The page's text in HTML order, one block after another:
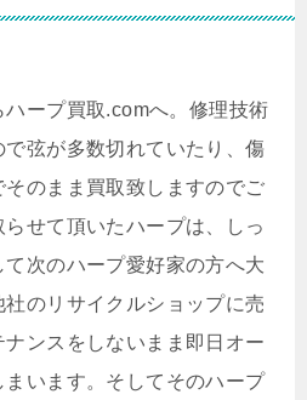
ープ買取.comへ。修理技術
弦が多数切れていたり、傷
のまま買取致しますのでご
せて頂いたハープは、しっ
次のハープ愛好家の方へ大
のリサイクルショップに売
ンスをしないまま即日オー
います。そしてそのハープ